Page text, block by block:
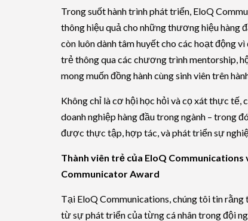
Trong suốt hành trình phát triển, EloQ
thông hiệu quả cho những thương hiệu hàng
còn luôn dành tâm huyết cho các hoạt động
trẻ thông qua các chương trình mentorship,
mong muốn đồng hành cùng sinh viên trên
Không chỉ là cơ hội học hỏi và cọ xát thực tế,
doanh nghiệp hàng đầu trong ngành – trong
được thực tập, hợp tác, và phát triển sự
Thành viên trẻ của EloQ Communications
Communicator Award
Tại EloQ Communications, chúng tôi tin
từ sự phát triển của từng cá nhân trong đội